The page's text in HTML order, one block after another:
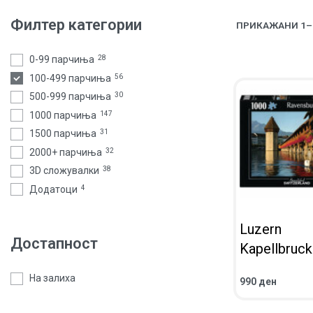
Филтер категории
0-99 парчиња 28
100-499 парчиња 56
500-999 парчиња 30
1000 парчиња 147
1500 парчиња 31
2000+ парчиња 32
3D сложувалки 38
Додатоци 4
Достапност
На залиха
ПРИКАЖАНИ
Luzern
990 ден
ВО КОШНИЧКА